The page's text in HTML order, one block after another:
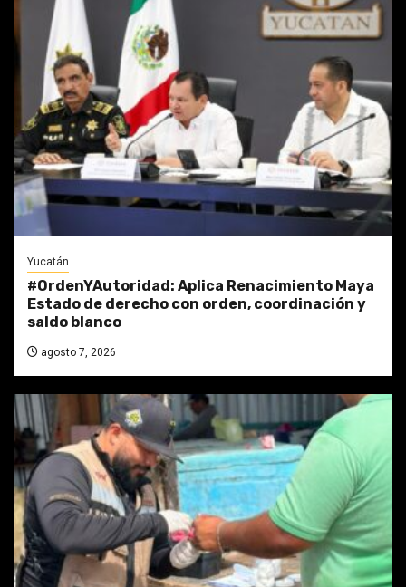
Yucatán
#OrdenYAutoridad: Aplica Renacimiento Maya
Estado de derecho con orden, coordinación y
saldo blanco
agosto 7, 2026